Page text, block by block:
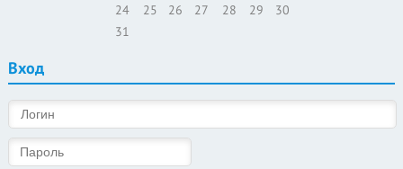
24
25 26 27 28 29
30
31
Вход